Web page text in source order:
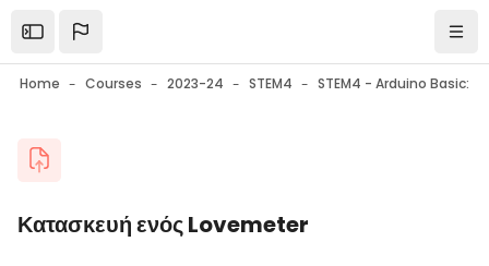
Open the sidebar
Home Courses 2023-24 STEM4
Blocks
Κατασκευή ενός Lovemeter